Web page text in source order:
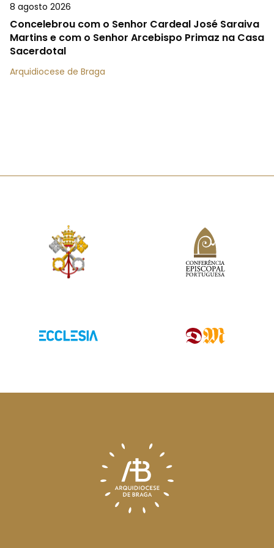
8 agosto 2026
Concelebrou com o Senhor Cardeal José Saraiva
Martins e com o Senhor Arcebispo Primaz na Casa
Sacerdotal
Arquidiocese de Braga